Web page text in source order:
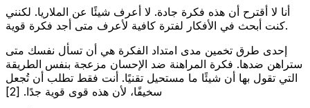
أنا لا أقترح أن هذه فكرة جادة. لا أعرف شيئًا عن الملاريا. لكنني
كنت أبحث في الأفكار لفترة كافية لأعرف متى أجد فكرة قوية.
إحدى طرق تخمين مدى امتداد الفكرة هي أن تسأل نفسك متى
ستراهن ضدها. فكرة المراهنة ضد الإحسان مزعجة بنفس الطريقة
التي تقول بها أن شيئًا ما مستحيل تقنيًا. أنت فقط تطلب أن تُجعل
سخيفًا، لأن هذه قوى قوية جدًا. [2]